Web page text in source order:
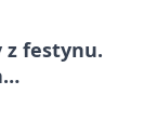
z festynu.